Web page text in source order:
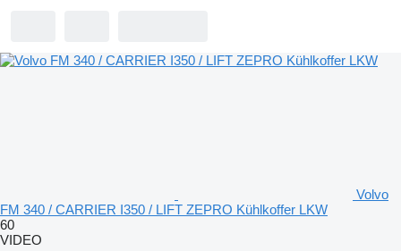
Volvo
FM 340 / CARRIER I350 / LIFT ZEPRO Kühlkoffer LKW
60
VIDEO